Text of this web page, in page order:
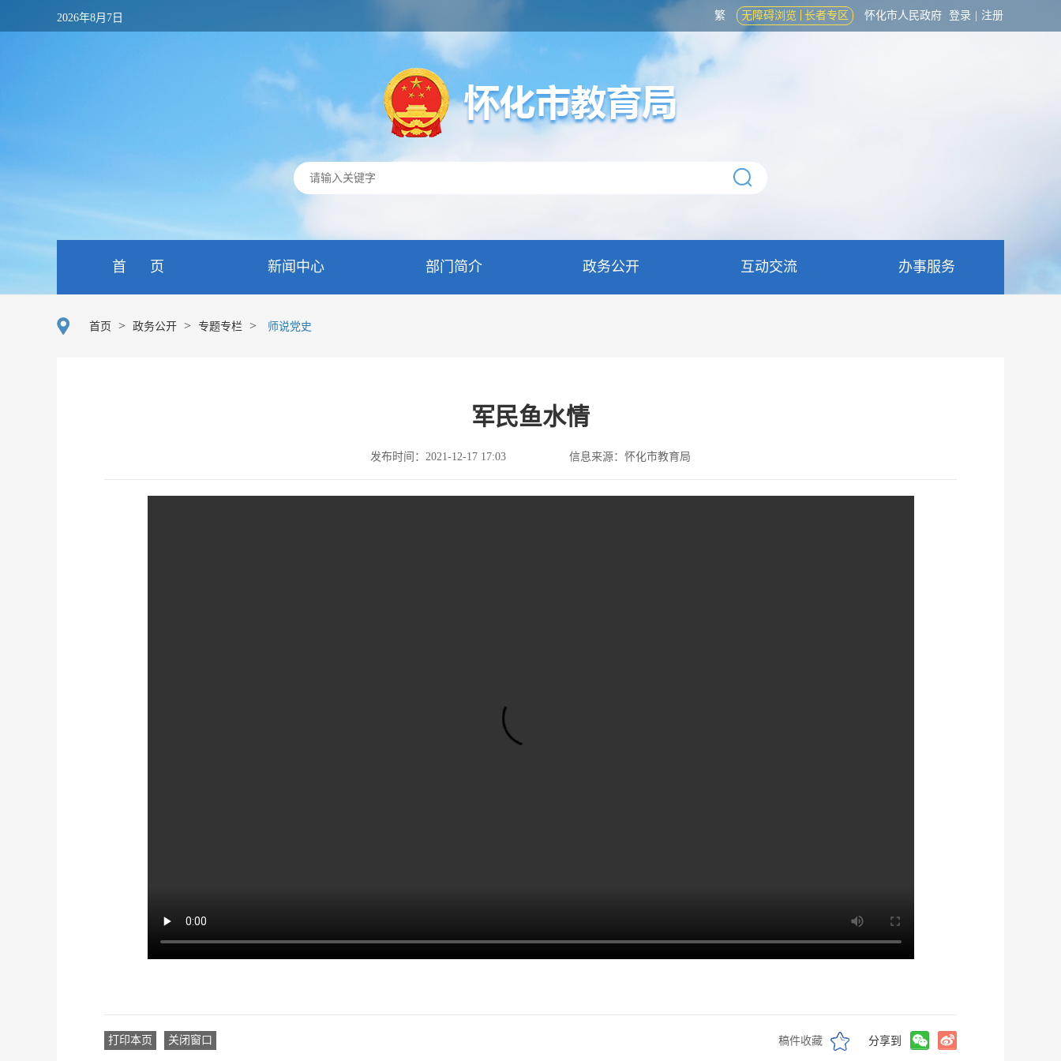
2026年8月7日 繁 无障碍浏览 长者专区 怀化市人民政府 登录 注册
首 页 新闻中心 部门简介 政务公开 互动交流 办事服务
首页 > 政务公开 > 专题专栏 > 师说党史
军民鱼水情
发布时间：2021-12-17 17:03 信息来源：怀化市教育局
打印本页 关闭窗口 稿件收藏 分享到